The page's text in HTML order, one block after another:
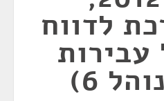
לדווח
6)